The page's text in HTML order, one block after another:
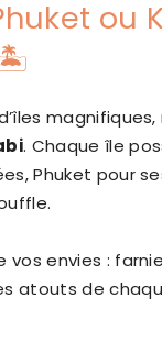
ou
. Chaque île
Phuket pour
vos envies :
atouts de